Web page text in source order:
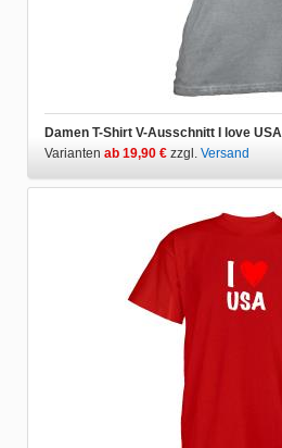
Damen T-Shirt V-Ausschnitt I love USA
Varianten ab 19,90 € zzgl. Versand